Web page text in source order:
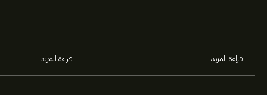
قراءة المزيد قراءة المزيد